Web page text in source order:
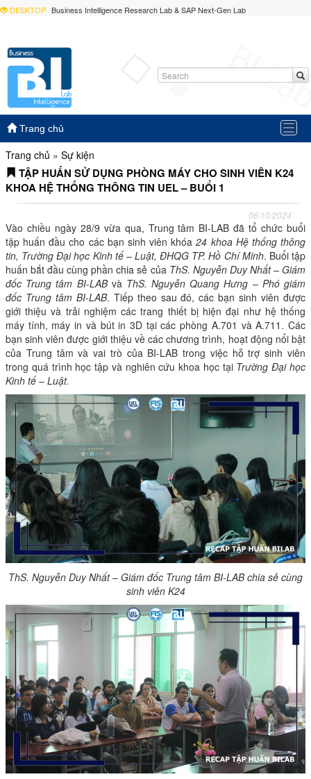
DESKTOP Business Intelligence Research Lab & SAP Next-Gen Lab
Trang chủ
Trang chủ » Sự kiện
TẬP HUẤN SỬ DỤNG PHÒNG MÁY CHO SINH VIÊN K24
KHOA HỆ THỐNG THÔNG TIN UEL – BUỔI 1
06/10/2024
Vào chiều ngày 28/9 vừa qua, Trung tâm BI-LAB đã tổ chức buổi
tập huấn đầu cho các bạn sinh viên khóa24 khoa Hệ thống thông
tin, Trường Đại học Kinh tế – Luật, ĐHQG TP. Hồ Chí Minh. Buổi tập
huấn bắt đầu cùng phần chia sẻ của ThS. Nguyễn Duy Nhất – Giám
đốc Trung tâm BI-LABvà ThS. Nguyễn Quang Hưng – Phó giám
đốc Trung tâm BI-LAB. Tiếp theo sau đó, các bạn sinh viên được
giới thiệu và trải nghiệm các trang thiết bị hiện đại như hệ thống
máy tính, máy in và bút in 3D tại các phòng A.701 và A.711. Các
bạn sinh viên được giới thiệu về các chương trình, hoạt động nổi bật
của Trung tâm và vai trò của BI-LAB trong việc hỗ trợ sinh viên
trong quá trình học tập và nghiên cứu khoa học tại Trường Đại học
Kinh tế – Luật.
ThS. Nguyễn Duy Nhất – Giám đốc Trung tâm BI-LAB chia sẻ cùng
sinh viên K24